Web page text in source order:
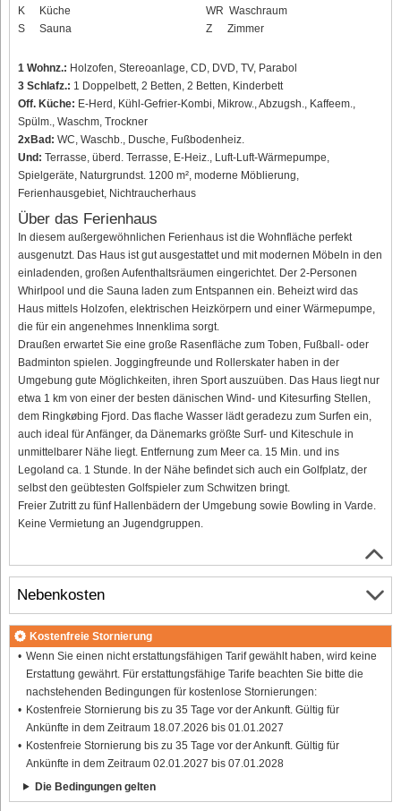
K
Küche
S
Sauna
WR Waschraum
Z
Zimmer
1 Wohnz.: Holzofen, Stereoanlage, CD, DVD, TV, Parabol
3 Schlafz.: 1 Doppelbett, 2 Betten, 2 Betten, Kinderbett
Off. Küche: E-Herd, Kühl-Gefrier-Kombi, Mikrow., Abzugsh., Kaffeem.,
Spülm., Waschm, Trockner
2xBad: WC, Waschb., Dusche, Fußbodenheiz.
Und: Terrasse, überd. Terrasse, E-Heiz., Luft-Luft-Wärmepumpe,
Spielgeräte, Naturgrundst. 1200 m², moderne Möblierung,
Ferienhausgebiet, Nichtraucherhaus
Über das Ferienhaus
In diesem außergewöhnlichen Ferienhaus ist die Wohnfläche perfekt
ausgenutzt. Das Haus ist gut ausgestattet und mit modernen Möbeln in den
einladenden, großen Aufenthaltsräumen eingerichtet. Der 2-Personen
Whirlpool und die Sauna laden zum Entspannen ein. Beheizt wird das
Haus mittels Holzofen, elektrischen Heizkörpern und einer Wärmepumpe,
die für ein angenehmes Innenklima sorgt.
Draußen erwartet Sie eine große Rasenfläche zum Toben, Fußball- oder
Badminton spielen. Joggingfreunde und Rollerskater haben in der
Umgebung gute Möglichkeiten, ihren Sport auszuüben. Das Haus liegt nur
etwa 1 km von einer der besten dänischen Wind- und Kitesurfing Stellen,
dem Ringkøbing Fjord. Das flache Wasser lädt geradezu zum Surfen ein,
auch ideal für Anfänger, da Dänemarks größte Surf- und Kiteschule in
unmittelbarer Nähe liegt. Entfernung zum Meer ca. 15 Min. und ins
Legoland ca. 1 Stunde. In der Nähe befindet sich auch ein Golfplatz, der
selbst den geübtesten Golfspieler zum Schwitzen bringt.
Freier Zutritt zu fünf Hallenbädern der Umgebung sowie Bowling in Varde.
Keine Vermietung an Jugendgruppen.
Nebenkosten
Kostenfreie Stornierung
Wenn Sie einen nicht erstattungsfähigen Tarif gewählt haben, wird keine
Erstattung gewährt. Für erstattungsfähige Tarife beachten Sie bitte die
nachstehenden Bedingungen für kostenlose Stornierungen:
Kostenfreie Stornierung bis zu 35 Tage vor der Ankunft. Gültig für
Ankünfte in dem Zeitraum 18.07.2026 bis 01.01.2027
Kostenfreie Stornierung bis zu 35 Tage vor der Ankunft. Gültig für
Ankünfte in dem Zeitraum 02.01.2027 bis 07.01.2028
Die Bedingungen gelten